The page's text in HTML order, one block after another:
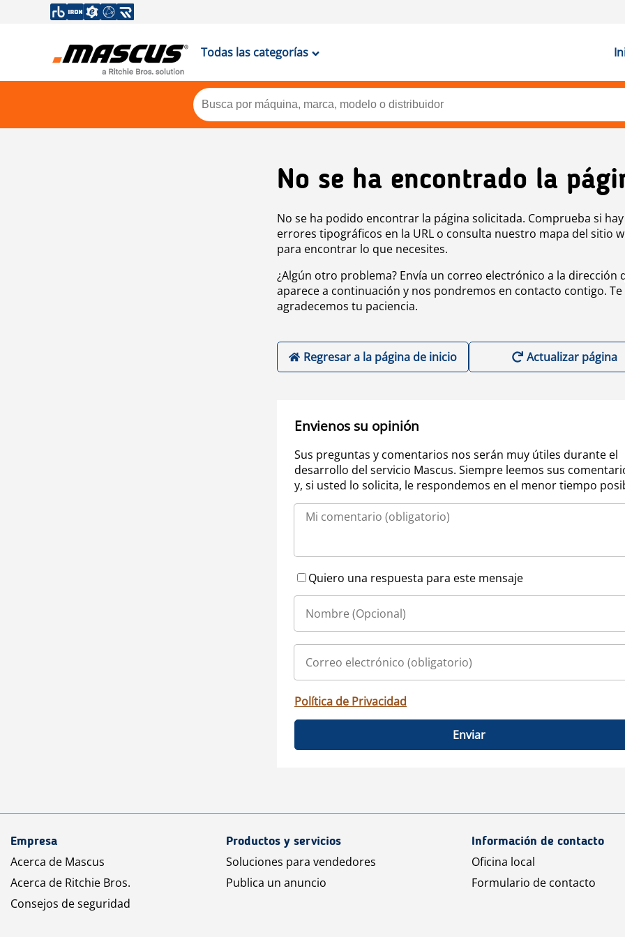
Todas las categorías
No se ha encontrado la
No se ha podido encontrar la página solicitada. Comprueba si hay
errores tipográficos en la URL o consulta nuestro mapa del sitio
para encontrar lo que necesites.
¿Algún otro problema? Envía un correo electrónico a la dirección
aparece a continuación y nos pondremos en contacto contigo. Te
agradecemos tu paciencia.
Regresar a la página de inicio Actualizar página
Envienos su opinión
Sus preguntas y comentarios nos serán muy útiles durante el
desarrollo del servicio Mascus. Siempre leemos sus
y, si usted lo solicita, le respondemos en el menor tiempo
Quiero una respuesta para este mensaje
Política de Privacidad
Enviar
Empresa
Acerca de Mascus
Acerca de Ritchie Bros.
Consejos de seguridad
Productos y servicios
Soluciones para vendedores
Publica un anuncio
Información de contacto
Oficina local
Formulario de contacto